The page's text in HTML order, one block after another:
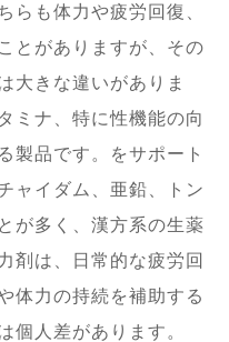
らも体力や疲労回復、
とがありますが、その
大きな違いがありま
ミナ、特に性機能の向
製品です。をサポート
ャイダム、亜鉛、トン
が多く、漢方系の生薬
剤は、日常的な疲労回
体力の持続を補助する
個人差があります。